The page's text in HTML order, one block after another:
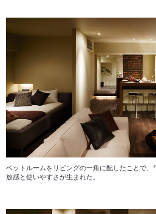
ベットルームをリビングの一角に配したことで、
放感と使いやすさが生まれた。